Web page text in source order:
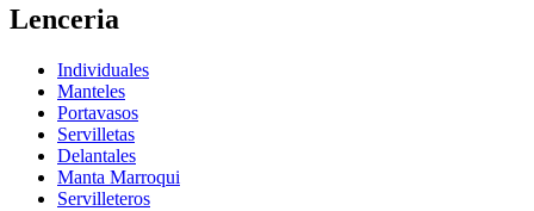
Lenceria
Individuales
Manteles
Portavasos
Servilletas
Delantales
Manta Marroqui
Servilleteros